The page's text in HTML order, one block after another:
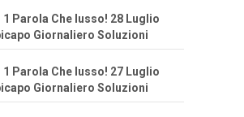
Parola Che lusso! 28 Luglio
Giornaliero Soluzioni
Parola Che lusso! 27 Luglio
Giornaliero Soluzioni